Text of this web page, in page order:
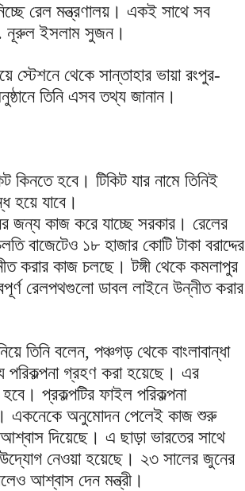
রেল মন্ত্রণালয়। একই সাথে সব
নূরুল ইসলাম সুজন।
থেকে সান্তাহার ভায়া রংপুর-
তিনি এসব তথ্য জানান।
কিনতে হবে। টিকিট যার নামে তিনিই
হয়ে যাবে।
জন্য কাজ করে যাচ্ছে সরকার। রেলের
১৮ হাজার কোটি টাকা বরাদ্দের
করার কাজ চলছে। টঙ্গী থেকে কমলাপুর
রেলপথগুলো ডাবল লাইনে উন্নীত করার
তিনি বলেন, পঞ্চগড় থেকে বাংলাবান্ধা
পরিকল্পনা গ্রহণ করা হয়েছে। এর
প্রকল্পটির ফাইল পরিকল্পনা
একনেকে অনুমোদন পেলেই কাজ শুরু
দিয়েছে। এ ছাড়া ভারতের সাথে
উদ্যোগ নেওয়া হয়েছে। ২৩ সালের জুনের
আশ্বাস দেন মন্ত্রী।